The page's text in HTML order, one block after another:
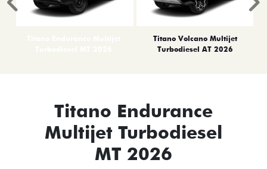
Titano Volcano Multijet
Turbodiesel AT 2026
Anterior
Titano Endurance
Multijet Turbodiesel
MT 2026